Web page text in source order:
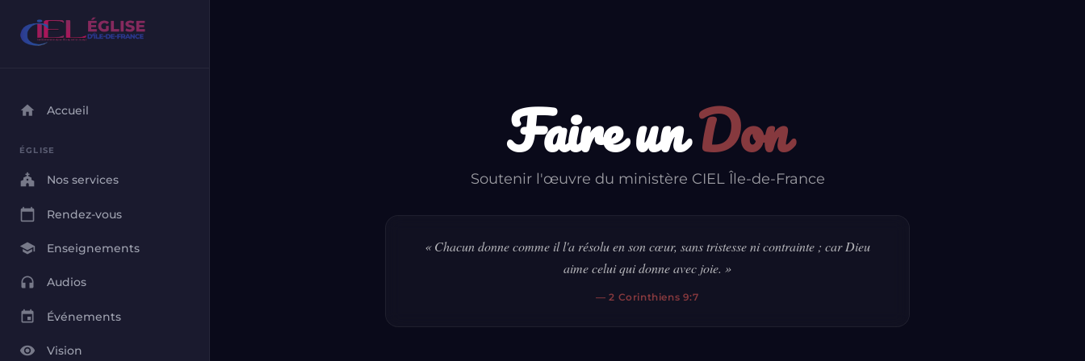
home Accueil
ÉGLISE
church Nos services
calendar_today Rendez-vous
school Enseignements
headphones Audios
event Événements
visibility Vision
Faire unDon
Soutenir l'œuvre du ministère CIEL Île-de-France
« Chacun donne comme il l'a résolu en son cœur, sans tristesse ni contrainte ; car Dieu
aime celui qui donne avec joie. »
— 2 Corinthiens 9:7